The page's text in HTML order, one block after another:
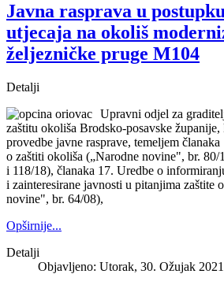
Javna rasprava u
utjecaja na okoliš
željezničke pruge M104
Detalji
Upravni odjel za
zaštitu okoliša Brodsko-posavske
provedbe javne rasprave, temeljem
o zaštiti okoliša („Narodne novine", br.
i 118/18), članaka 17. Uredbe o
i zainteresirane javnosti u pitanjima zaštite
novine", br. 64/08),
Opširnije...
Detalji
Objavljeno: Utorak, 30. Ožujak